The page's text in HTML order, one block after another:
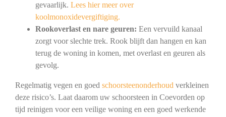
gevaarlijk. Lees hier meer over
koolmonoxidevergiftiging.
Rookoverlast en nare geuren: Een vervuild kanaal
zorgt voor slechte trek. Rook blijft dan hangen en kan
terug de woning in komen, met overlast en geuren als
gevolg.
Regelmatig vegen en goed schoorsteenonderhoud verkleinen
deze risico’s. Laat daarom uw schoorsteen in Coevorden op
tijd reinigen voor een veilige woning en een goed werkende